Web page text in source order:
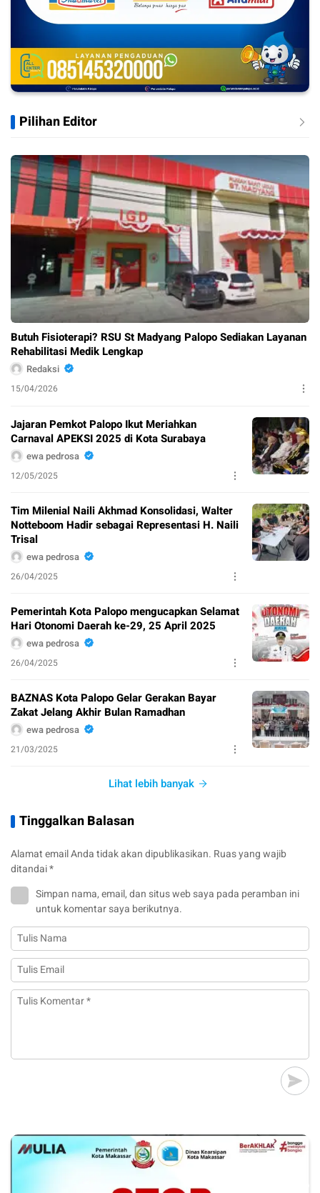
Pilihan Editor
Butuh Fisioterapi? RSU St Madyang Palopo Sediakan Layanan
Rehabilitasi Medik Lengkap
Redaksi
15/04/2026
Jajaran Pemkot Palopo Ikut Meriahkan
Carnaval APEKSI 2025 di Kota Surabaya
ewa pedrosa
12/05/2025
Tim Milenial Naili Akhmad Konsolidasi, Walter
Notteboom Hadir sebagai Representasi H. Naili
Trisal
ewa pedrosa
26/04/2025
Pemerintah Kota Palopo mengucapkan Selamat
Hari Otonomi Daerah ke-29, 25 April 2025
ewa pedrosa
26/04/2025
BAZNAS Kota Palopo Gelar Gerakan Bayar
Zakat Jelang Akhir Bulan Ramadhan
ewa pedrosa
21/03/2025
Lihat lebih banyak
Tinggalkan Balasan
Alamat email Anda tidak akan dipublikasikan. Ruas yang wajib
ditandai*
Simpan nama, email, dan situs web saya pada peramban ini
untuk komentar saya berikutnya.